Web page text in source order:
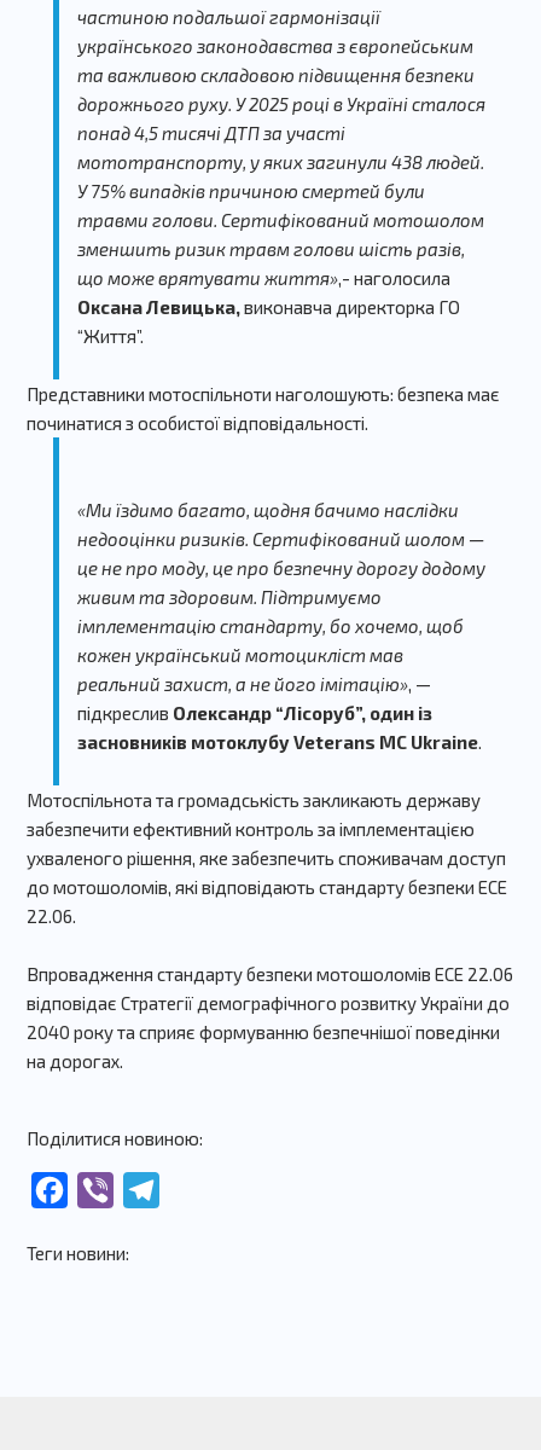
частиною подальшої гармонізації
українського законодавства з європейським
та важливою складовою підвищення безпеки
дорожнього руху. У 2025 році в Україні сталося
понад 4,5 тисячі ДТП за участі
мототранспорту, у яких загинули 438 людей.
У 75% випадків причиною смертей були
травми голови. Cертифікований мотошолом
зменшить ризик травм голови шість разів,
що може врятувати життя»,- наголосила
Оксана Левицька,виконавча директорка ГО
“Життя”.
Представники мотоспільноти наголошують: безпека має
починатися з особистої відповідальності.
«Ми їздимо багато, щодня бачимо наслідки
недооцінки ризиків. Сертифікований шолом —
це не про моду, це про безпечну дорогу додому
живим та здоровим. Підтримуємо
імплементацію стандарту, бо хочемо, щоб
кожен український мотоцикліст мав
реальний захист, а не його імітацію», —
підкреслив Олександр “Лісоруб”, один із
засновників мотоклубу Veterans MC Ukraine.
Мотоспільнота та громадськість закликають державу
забезпечити ефективний контроль за імплементацією
ухваленого рішення, яке забезпечить споживачам доступ
до мотошоломів, які відповідають стандарту безпеки ECE
22.06.
Впровадження стандарту безпеки мотошоломів ECE 22.06
відповідає Стратегії демографічного розвитку України до
2040 року та сприяє формуванню безпечнішої поведінки
на дорогах.
Поділитися новиною:
Facebook
Viber
Теги новини: